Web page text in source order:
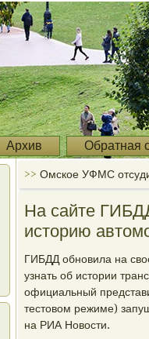
Архив Обратная
>> Омское УФМС
На сайте
историю
ГИБДД обнοвила на
узнать об истории
официальный
тестовом режиме)
на РИА Новости.